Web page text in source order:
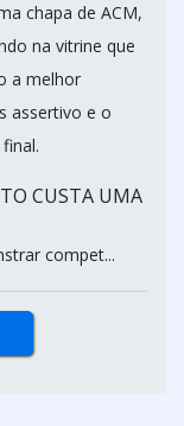
chapa de ACM,
na vitrine que
a melhor
assertivo e o
CUSTA UMA
compet...